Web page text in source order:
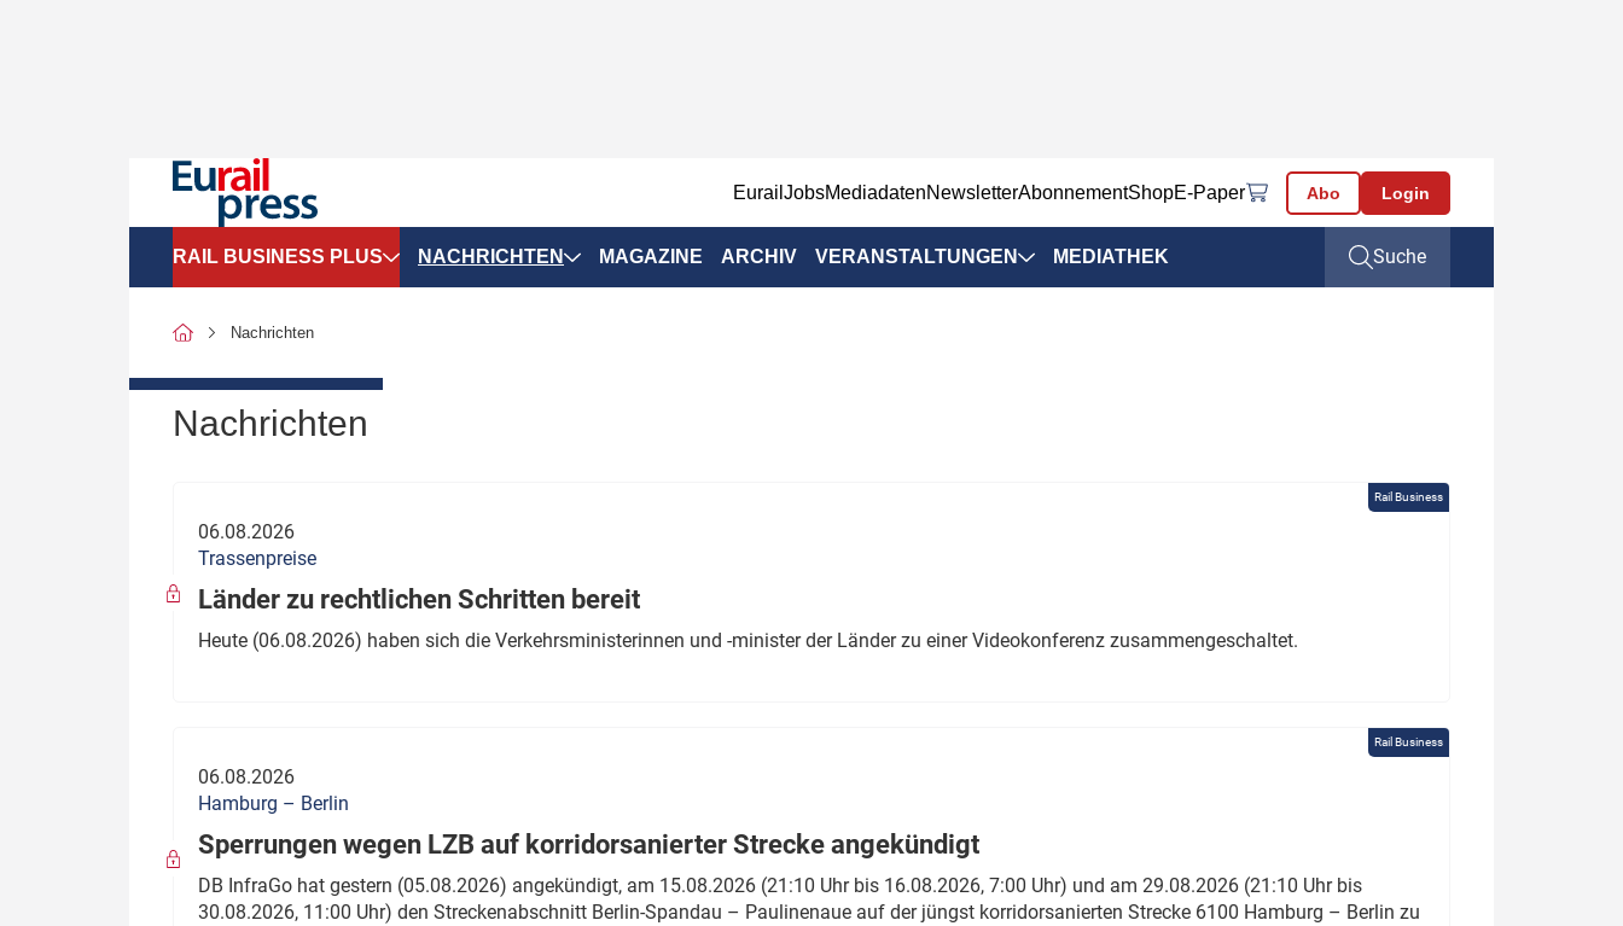
EurailJobsMediadatenNewsletterAbonnementShopE-Paper Abo Login
RAIL BUSINESS PLUS
SPNV-Marktdaten
Politik
wen?
Thema des Monats
Dossier: Generalsanierung
Dossier: ETCS
NACHRICHTEN MAGAZINE ARCHIV VERANSTALTUNGEN MEDIATHEK Suche
Nachrichten
Nachrichten
Rail Business
06.08.2026
Trassenpreise
Länder zu rechtlichen Schritten bereit
Heute (06.08.2026) haben sich die Verkehrsministerinnen und -minister der Länder zu einer Videokonferenz zusammengeschaltet.
Rail Business
06.08.2026
Hamburg – Berlin
Sperrungen wegen LZB auf korridorsanierter Strecke angekündigt
DB InfraGo hat gestern (05.08.2026) angekündigt, am 15.08.2026 (21:10 Uhr bis 16.08.2026, 7:00 Uhr) und am 29.08.2026 (21:10 Uhr bis
30.08.2026, 11:00 Uhr) den Streckenabschnitt Berlin-Spandau – Paulinenaue auf der jüngst korridorsanierten Strecke 6100 Hamburg – Berlin zu